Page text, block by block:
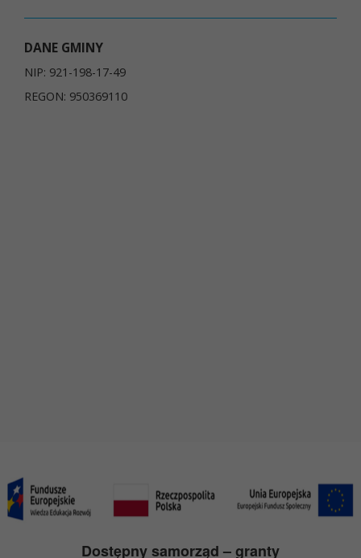
DANE GMINY
NIP: 921-198-17-49
REGON: 950369110
Dostępny samorząd – granty